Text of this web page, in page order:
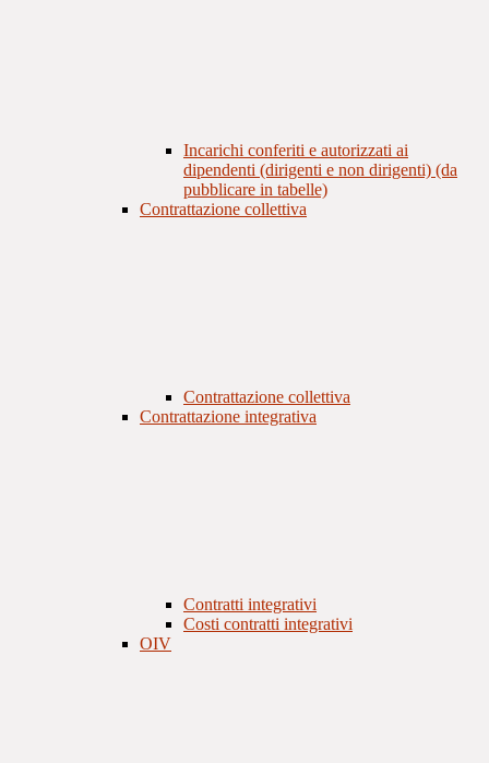
Incarichi conferiti e autorizzati ai
dipendenti (dirigenti e non dirigenti) (da
pubblicare in tabelle)
Contrattazione collettiva
Contrattazione collettiva
Contrattazione integrativa
Contratti integrativi
Costi contratti integrativi
OIV